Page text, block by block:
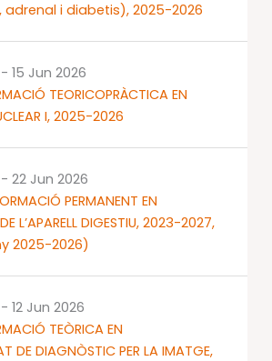
i diabetis), 2025-2026
TEORICOPRÀCTICA EN
I, 2025-2026
- 15 Jun 2026
PERMANENT EN
L’APARELL DIGESTIU, 2023-2027,
2025-2026)
- 22 Jun 2026
TEÒRICA EN
DE DIAGNÒSTIC PER LA IMATGE,
- 12 Jun 2026